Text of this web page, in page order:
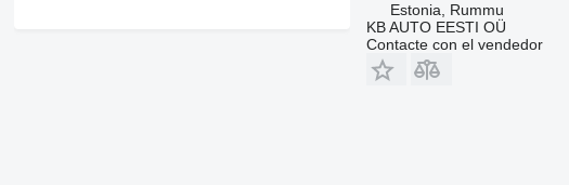
Estonia, Rummu
KB AUTO EESTI OÜ
Contacte con el vendedor